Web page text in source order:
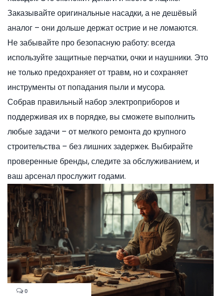
Заказывайте оригинальные насадки, а не дешёвый
аналог – они дольше держат острие и не ломаются.
Не забывайте про безопасную работу: всегда
используйте защитные перчатки, очки и наушники. Это
не только предохраняет от травм, но и сохраняет
инструменты от попадания пыли и мусора.
Собрав правильный набор электроприборов и
поддерживая их в порядке, вы сможете выполнить
любые задачи – от мелкого ремонта до крупного
строительства – без лишних задержек. Выбирайте
проверенные бренды, следите за обслуживанием, и
ваш арсенал прослужит годами.
0